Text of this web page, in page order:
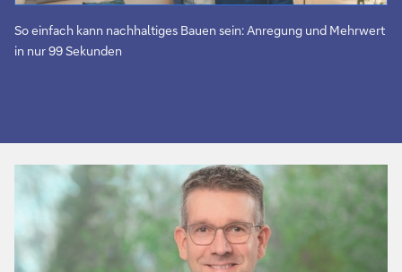
So einfach kann nachhaltiges Bauen sein: Anregung und Mehrwert
in nur 99 Sekunden